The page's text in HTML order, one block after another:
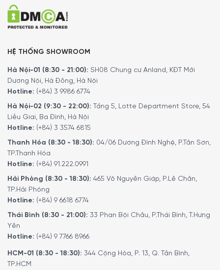
5/5 - (2 bình chọn)
HỆ THỐNG SHOWROOM
Hà Nội-01 (8:30 - 21:00): SH08 Chung cư Anland, KĐT Mới
Dương Nội, Hà Đông, Hà Nội
Hotline: (+84) 3 9986 6774
Hà Nội-02 (9:30 - 22:00): Tầng 5, Lotte Department Store, 54
Liễu Giai, Ba Đình, Hà Nội
Hotline: (+84) 3 3574 6815
Thanh Hóa (8:30 - 18:30): 04/06 Dương Đình Nghệ, P.Tân Sơn,
TP.Thanh Hóa
Hotline: (+84) 91.222.0991
Hải Phòng (8:30 - 18:30): 465 Võ Nguyên Giáp, P.Lê Chân,
TP.Hải Phòng
Hotline: (+84) 9 6618 6774
Thái Bình (8:30 - 21:00): 33 Phan Bội Châu, P.Thái Bình, T.Hưng
Yên
Hotline: (+84) 9 7766 8966
HCM-01 (8:30 - 18:30): 344 Cộng Hòa, P. 13, Q. Tân Bình,
TP.HCM